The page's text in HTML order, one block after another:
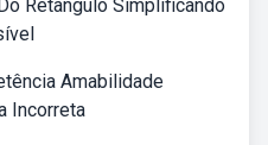
Retângulo Simplificando
Amabilidade
Incorreta